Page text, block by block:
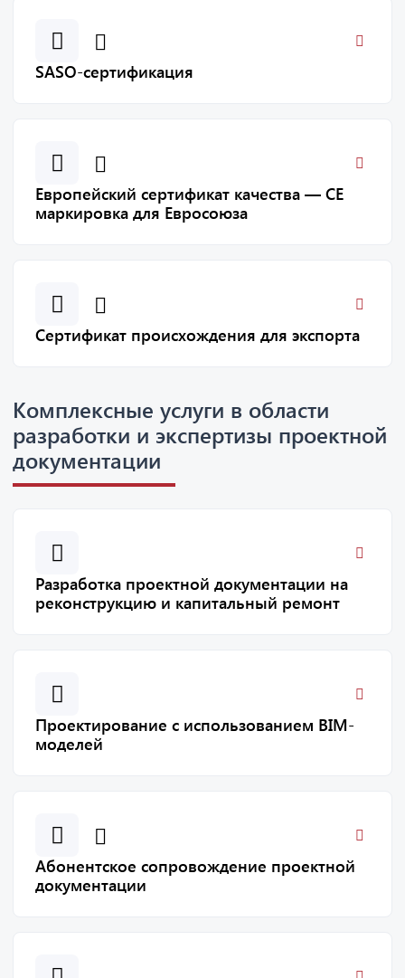
SASO-сертификация
Европейский сертификат качества — СЕ
маркировка для Евросоюза
Сертификат происхождения для экспорта
Комплексные услуги в области
разработки и экспертизы проектной
документации
Разработка проектной документации на
реконструкцию и капитальный ремонт
Проектирование с использованием BIM-
моделей
Абонентское сопровождение проектной
документации